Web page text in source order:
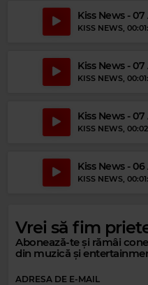
SAM COOKE–A CHANGE IS
Magic Party Mix
MAGIC PARTY MIX–MAGIC PARTY
Kiss News - 07
KISS NEWS,
Kiss News - 07
KISS NEWS,
Kiss News - 07
KISS NEWS,
Kiss News - 06
KISS NEWS,
Vrei să fim
Abonează-te și rămâi
din muzică și
ADRESA DE E-MAIL